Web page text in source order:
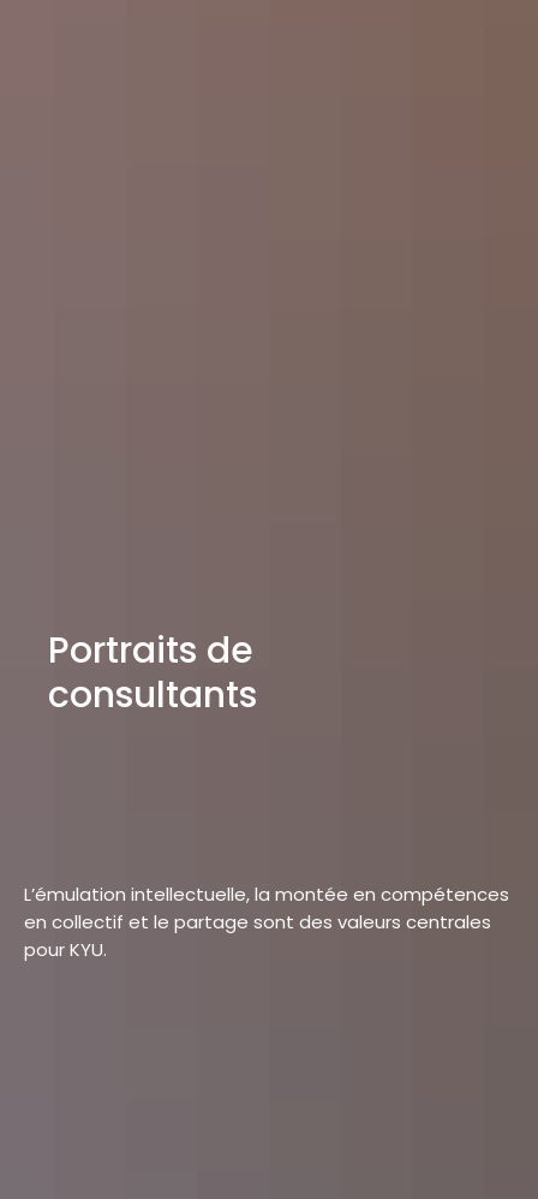
Portraits de
consultants
L’émulation intellectuelle, la montée en compétences
en collectif et le partage sont des valeurs centrales
pour KYU.